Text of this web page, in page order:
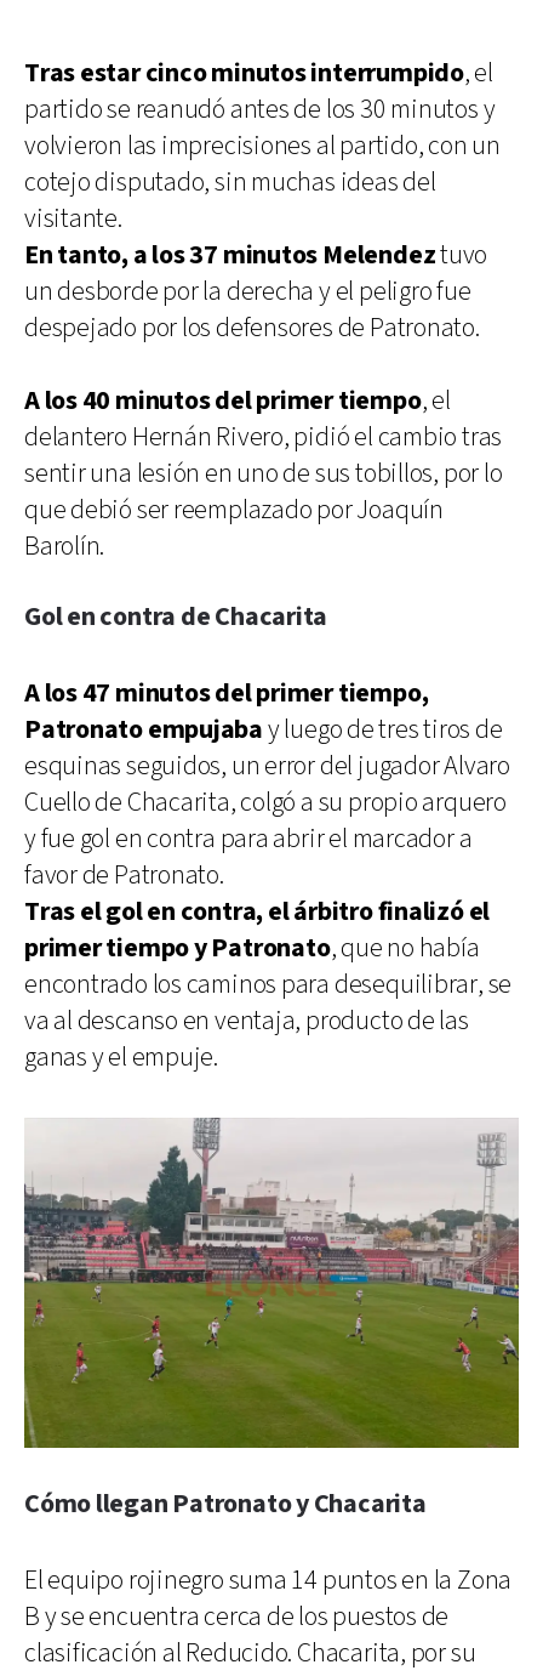
Tras estar cinco minutos interrumpido, el
partido se reanudó antes de los 30 minutos y
volvieron las imprecisiones al partido, con un
cotejo disputado, sin muchas ideas del
visitante.
En tanto, a los 37 minutos Melendeztuvo
un desborde por la derecha y el peligro fue
despejado por los defensores de Patronato.
A los 40 minutos del primer tiempo, el
delantero Hernán Rivero, pidió el cambio tras
sentir una lesión en uno de sus tobillos, por lo
que debió ser reemplazado por Joaquín
Barolín.
Gol en contra de Chacarita
A los 47 minutos del primer tiempo,
Patronato empujabay luego de tres tiros de
esquinas seguidos, un error del jugador Alvaro
Cuello de Chacarita, colgó a su propio arquero
y fue gol en contra para abrir el marcador a
favor de Patronato.
Tras el gol en contra, el árbitro finalizó el
primer tiempo y Patronato, que no había
encontrado los caminos para desequilibrar, se
va al descanso en ventaja, producto de las
ganas y el empuje.
Cómo llegan Patronato y Chacarita
El equipo rojinegro suma 14 puntos en la Zona
B y se encuentra cerca de los puestos de
clasificación al Reducido. Chacarita, por su